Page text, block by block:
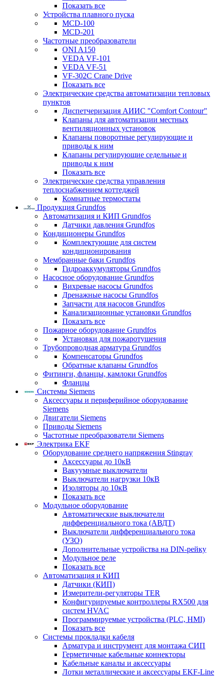
Показать все
Устройства плавного пуска
MCD-100
MCD-201
Частотные преобразователи
ONI A150
VEDA VF-101
VEDA VF-51
VF-302C Crane Drive
Показать все
Электрические средства автоматизации тепловых
пунктов
Диспетчеризация АИИС "Comfort Contour"
Клапаны для автоматизации местных
вентиляционных установок
Клапаны поворотные регулирующие и
приводы к ним
Клапаны регулирующие седельные и
приводы к ним
Показать все
Электрические средства управления
теплоснабжением коттеджей
Комнатные термостаты
Продукция Grundfos
Автоматизация и КИП Grundfos
Датчики давления Grundfos
Кондиционеры Grundfos
Комплектующие для систем
кондиционирования
Мембранные баки Grundfos
Гидроаккумуляторы Grundfos
Насосное оборудование Grundfos
Вихревые насосы Grundfos
Дренажные насосы Grundfos
Запчасти для насосов Grundfos
Канализационные установки Grundfos
Показать все
Пожарное оборудование Grundfos
Установки для пожаротушения
Трубопроводная арматура Grundfos
Компенсаторы Grundfos
Обратные клапаны Grundfos
Фитинги, фланцы, камлоки Grundfos
Фланцы
Системы Siemens
Аксессуары и периферийное оборудование
Siemens
Двигатели Siemens
Приводы Siemens
Частотные преобразователи Siemens
Электрика EKF
Оборудование среднего напряжения Stingray
Аксессуары до 10кВ
Вакуумные выключатели
Выключатели нагрузки 10кВ
Изоляторы до 10кВ
Показать все
Модульное оборудование
Автоматические выключатели
дифференциального тока (АВДТ)
Выключатели дифференциального тока
(УЗО)
Дополнительные устройства на DIN-рейку
Модульное реле
Показать все
Автоматизация и КИП
Датчики (КИП)
Измерители-регуляторы TER
Конфигурируемые контроллеры RX500 для
систем HVAC
Программируемые устройства (PLC, HMI)
Показать все
Системы прокладки кабеля
Арматура и инструмент для монтажа СИП
Герметичные кабельные коннекторы
Кабельные каналы и аксессуары
Лотки металлические и аксессуары EKF-Line